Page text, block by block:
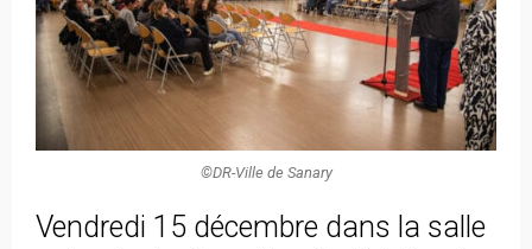
©DR-Ville de Sanary
Vendredi 15 décembre dans la salle